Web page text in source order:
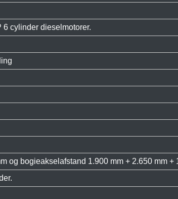
6 cylinder dieselmotorer.
og bogieakselafstand 1.900 mm + 2.650 mm +